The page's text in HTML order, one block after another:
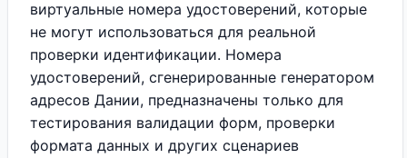
виртуальные номера удостоверений, которые
не могут использоваться для реальной
проверки идентификации. Номера
удостоверений, сгенерированные генератором
адресов Дании, предназначены только для
тестирования валидации форм, проверки
формата данных и других сценариев